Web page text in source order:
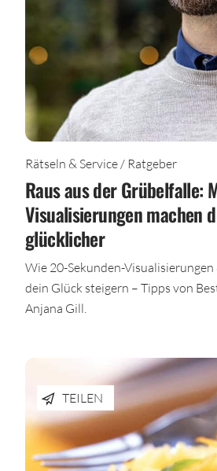
Rätseln & Service / Ratgeber
Raus aus der Grübelfalle:
Visualisierungen machen
glücklicher
Wie 20-Sekunden-
dein Glück steigern – Tipps von
Anjana Gill.
TEILEN